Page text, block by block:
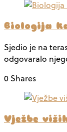
Biologija
Sjedio je na
odgovaralo
0 Shares
Vježbe